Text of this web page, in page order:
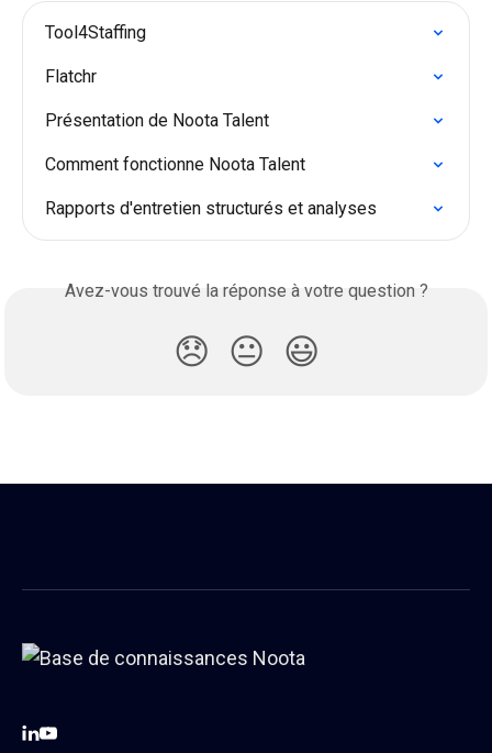
Tool4Staffing
Flatchr
Présentation de Noota Talent
Comment fonctionne Noota Talent
Rapports d'entretien structurés et analyses
Avez-vous trouvé la réponse à votre question ?
😞 😐 😃